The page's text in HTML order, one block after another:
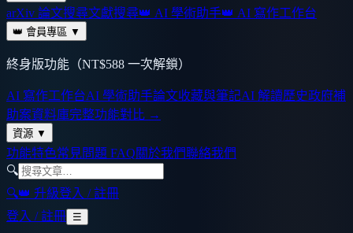
arXiv 論文搜尋文獻搜尋👑 AI 學術助手👑 AI 寫作工作台
👑 會員專區 ▼
終身版功能（NT$588 一次解鎖）
AI 寫作工作台AI 學術助手論文收藏與筆記AI 解讀歷史政府補
助案資料庫完整功能對比 →
資源 ▼
功能特色常見問題 FAQ關於我們聯絡我們
🔍
🔍👑 升級登入 / 註冊
登入 / 註冊 ☰